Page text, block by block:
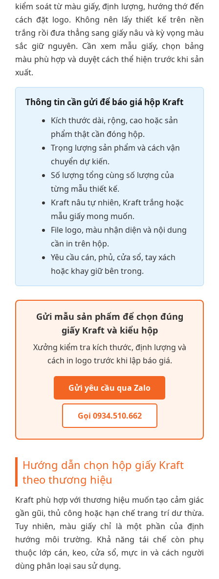
kiểm soát từ màu giấy, định lượng, hướng thớ đến
cách đặt logo. Không nên lấy thiết kế trên nền
trắng rồi đưa thẳng sang giấy nâu và kỳ vọng màu
sắc giữ nguyên. Cần xem mẫu giấy, chọn bảng
màu phù hợp và duyệt cách thể hiện trước khi sản
xuất.
Thông tin cần gửi để báo giá hộp Kraft
Kích thước dài, rộng, cao hoặc sản
phẩm thật cần đóng hộp.
Trọng lượng sản phẩm và cách vận
chuyển dự kiến.
Số lượng tổng cùng số lượng của
từng mẫu thiết kế.
Kraft nâu tự nhiên, Kraft trắng hoặc
mẫu giấy mong muốn.
File logo, màu nhận diện và nội dung
cần in trên hộp.
Yêu cầu cán, phủ, cửa sổ, tay xách
hoặc khay giữ bên trong.
Gửi mẫu sản phẩm để chọn đúng
giấy Kraft và kiểu hộp
Xưởng kiểm tra kích thước, định lượng và
cách in logo trước khi lập báo giá.
Gửi yêu cầu qua Zalo
Gọi 0934.510.662
Hướng dẫn chọn hộp giấy Kraft
theo thương hiệu
Kraft phù hợp với thương hiệu muốn tạo cảm giác
gần gũi, thủ công hoặc hạn chế trang trí dư thừa.
Tuy nhiên, màu giấy chỉ là một phần của định
hướng môi trường. Khả năng tái chế còn phụ
thuộc lớp cán, keo, cửa sổ, mực in và cách người
dùng phân loại sau sử dụng.